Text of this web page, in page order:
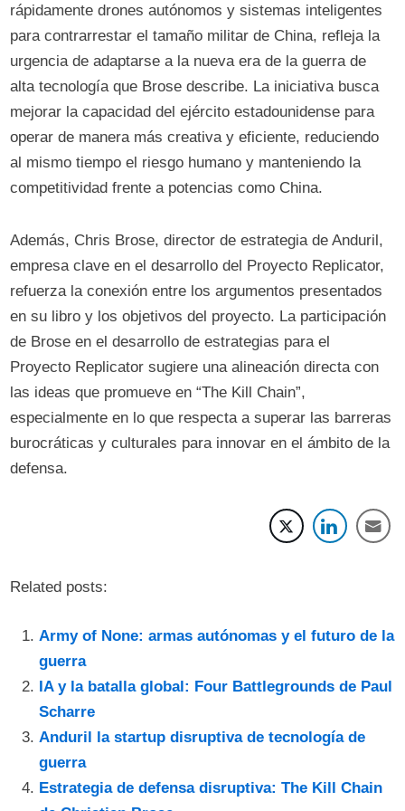
rápidamente drones autónomos y sistemas inteligentes
para contrarrestar el tamaño militar de China, refleja la
urgencia de adaptarse a la nueva era de la guerra de
alta tecnología que Brose describe. La iniciativa busca
mejorar la capacidad del ejército estadounidense para
operar de manera más creativa y eficiente, reduciendo
al mismo tiempo el riesgo humano y manteniendo la
competitividad frente a potencias como China.
Además, Chris Brose, director de estrategia de Anduril,
empresa clave en el desarrollo del Proyecto Replicator,
refuerza la conexión entre los argumentos presentados
en su libro y los objetivos del proyecto. La participación
de Brose en el desarrollo de estrategias para el
Proyecto Replicator sugiere una alineación directa con
las ideas que promueve en “The Kill Chain”,
especialmente en lo que respecta a superar las barreras
burocráticas y culturales para innovar en el ámbito de la
defensa.
Related posts:
Army of None: armas autónomas y el futuro de la
guerra
IA y la batalla global: Four Battlegrounds de Paul
Scharre
Anduril la startup disruptiva de tecnología de
guerra
Estrategia de defensa disruptiva: The Kill Chain